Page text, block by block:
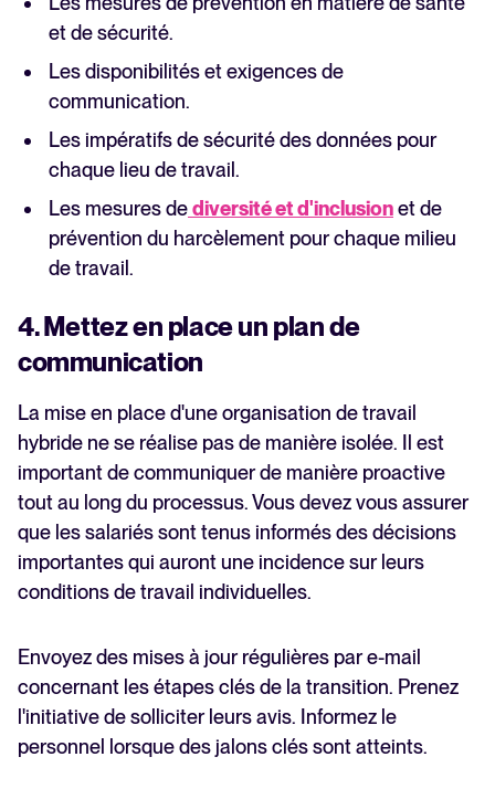
et de sécurité.
Les disponibilités et exigences de
communication.
Les impératifs de sécurité des données pour
chaque lieu de travail.
Les mesures dediversité et d'inclusionet de
prévention du harcèlement pour chaque milieu
de travail.
4. Mettez en place un plan de
communication
La mise en place d'une organisation de travail
hybride ne se réalise pas de manière isolée. Il est
important de communiquer de manière proactive
tout au long du processus. Vous devez vous assurer
que les salariés sont tenus informés des décisions
importantes qui auront une incidence sur leurs
conditions de travail individuelles.
Envoyez des mises à jour régulières par e-mail
concernant les étapes clés de la transition. Prenez
l'initiative de solliciter leurs avis. Informez le
personnel lorsque des jalons clés sont atteints.